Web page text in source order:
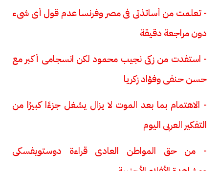
- تعلمت من أساتذتى فى مصر وفرنسا عدم قول أى شىء
دون مراجعة دقيقة
- استفدت من زكى نجيب محمود لكن انسجامى أكبر مع
حسن حنفى وفؤاد زكريا
- الاهتمام بما بعد الموت لا يزال يشغل جزءًا كبيرًا من
التفكير العربى اليوم
- من حق المواطن العادى قراءة دوستويفسكى